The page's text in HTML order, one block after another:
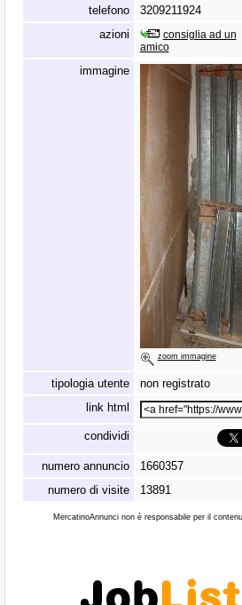
telefono
3209211924
azioni
consiglia ad un
amico
immagine
zoom immagine
tipologia utente
non registrato
link html
condividi
numero annuncio
1660357
numero di visite
13891
MercatinoAnnunci non è responsabile per il